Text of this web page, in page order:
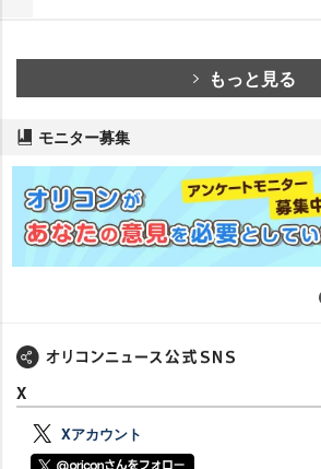
もっと見る
モニター募集
X
Xアカウント